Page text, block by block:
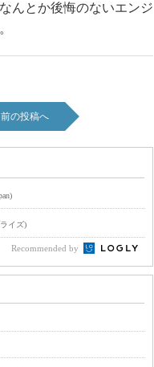
んとか後悔のないエンジ
前の投稿へ
イズ)
Recommended by